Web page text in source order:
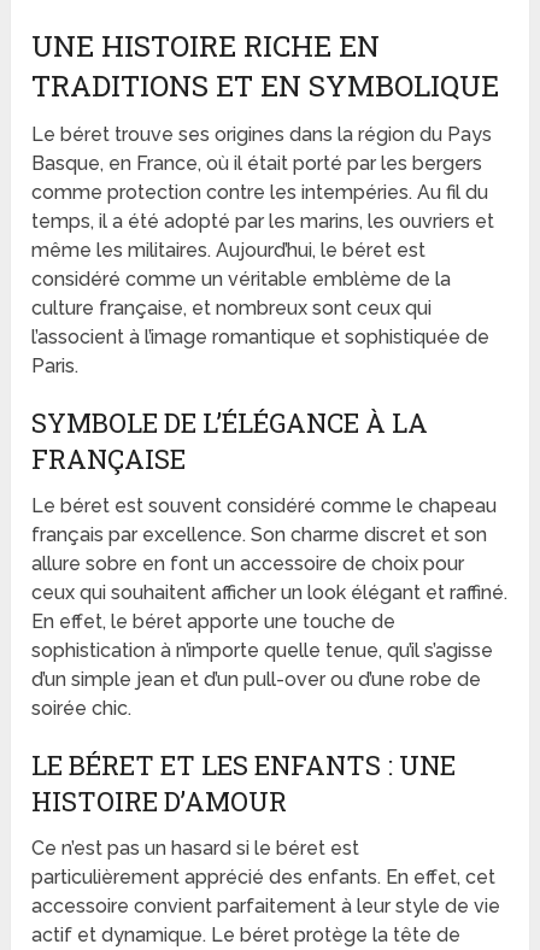
UNE HISTOIRE RICHE EN
TRADITIONS ET EN SYMBOLIQUE
Le béret trouve ses origines dans la région du Pays
Basque, en France, où il était porté par les bergers
comme protection contre les intempéries. Au fil du
temps, il a été adopté par les marins, les ouvriers et
même les militaires. Aujourd’hui, le béret est
considéré comme un véritable emblème de la
culture française, et nombreux sont ceux qui
l’associent à l’image romantique et sophistiquée de
Paris.
SYMBOLE DE L’ÉLÉGANCE À LA
FRANÇAISE
Le béret est souvent considéré comme le chapeau
français par excellence. Son charme discret et son
allure sobre en font un accessoire de choix pour
ceux qui souhaitent afficher un look élégant et raffiné.
En effet, le béret apporte une touche de
sophistication à n’importe quelle tenue, qu’il s’agisse
d’un simple jean et d’un pull-over ou d’une robe de
soirée chic.
LE BÉRET ET LES ENFANTS : UNE
HISTOIRE D’AMOUR
Ce n’est pas un hasard si le béret est
particulièrement apprécié des enfants. En effet, cet
accessoire convient parfaitement à leur style de vie
actif et dynamique. Le béret protège la tête de